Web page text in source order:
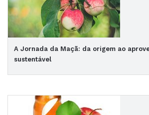
A Jornada da Maçã: da origem ao
sustentável